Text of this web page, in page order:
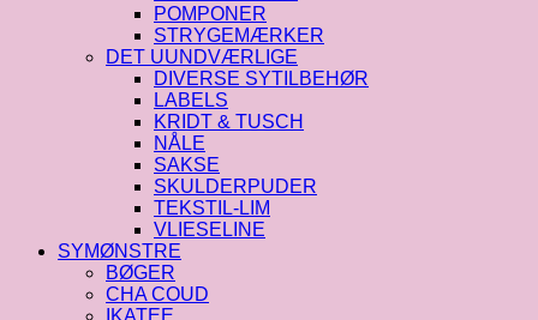
POMPONER
STRYGEMÆRKER
DET UUNDVÆRLIGE
DIVERSE SYTILBEHØR
LABELS
KRIDT & TUSCH
NÅLE
SAKSE
SKULDERPUDER
TEKSTIL-LIM
VLIESELINE
SYMØNSTRE
BØGER
CHA COUD
IKATEE